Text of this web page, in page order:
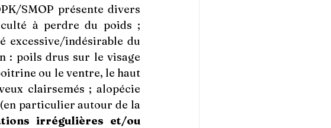
SMOP présente divers
excessive/indésirable du
: poils drus sur le visage
ou le ventre, le haut
clairsemés ; alopécie
particulier autour de la
irrégulières et/ou